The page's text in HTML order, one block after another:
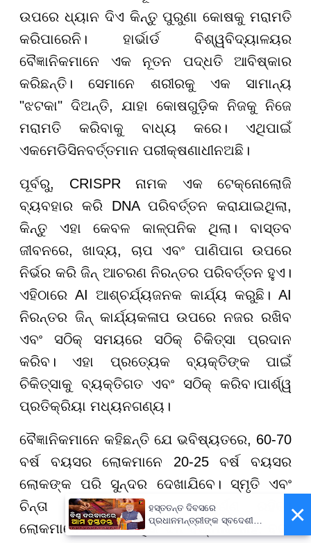
ଉପରେ ଧ୍ୟାନ ଦିଏ କିନ୍ତୁ ପୁରୁଣା କୋଷକୁ ମରାମତି
କରିପାରେନି। ହାର୍ଭାର୍ଡ ବିଶ୍ୱବିଦ୍ୟାଳୟର
ବୈଜ୍ଞାନିକମାନେ ଏକ ନୂତନ ପଦ୍ଧତି ଆବିଷ୍କାର
କରିଛନ୍ତି। ସେମାନେ ଶରୀରକୁ ଏକ ସାମାନ୍ୟ
"ଝଟକା" ଦିଅନ୍ତି, ଯାହା କୋଷଗୁଡ଼ିକ ନିଜକୁ ନିଜେ
ମରାମତି କରିବାକୁ ବାଧ୍ୟ କରେ। ଏଥିପାଇଁ
ଏକମେଡିସିନବର୍ତ୍ତମାନ ପରୀକ୍ଷଣାଧୀନଅଛି।
ପୂର୍ବରୁ, CRISPR ନାମକ ଏକ ଟେକ୍ନୋଲୋଜି
ବ୍ୟବହାର କରି DNA ପରିବର୍ତ୍ତନ କରାଯାଇଥିଲା,
କିନ୍ତୁ ଏହା କେବଳ କାଳ୍ପନିକ ଥିଲା। ବାସ୍ତବ
ଜୀବନରେ, ଖାଦ୍ୟ, ଚାପ ଏବଂ ପାଣିପାଗ ଉପରେ
ନିର୍ଭର କରି ଜିନ୍ ଆଚରଣ ନିରନ୍ତର ପରିବର୍ତ୍ତନ ହୁଏ।
ଏହିଠାରେ AI ଆଶ୍ଚର୍ଯ୍ୟଜନକ କାର୍ଯ୍ୟ କରୁଛି। AI
ନିରନ୍ତର ଜିନ୍ କାର୍ଯ୍ୟକଳାପ ଉପରେ ନଜର ରଖିବ
ଏବଂ ସଠିକ୍ ସମୟରେ ସଠିକ୍ ଚିକିତ୍ସା ପ୍ରଦାନ
କରିବ। ଏହା ପ୍ରତ୍ୟେକ ବ୍ୟକ୍ତିଙ୍କ ପାଇଁ
ଚିକିତ୍ସାକୁ ବ୍ୟକ୍ତିଗତ ଏବଂ ସଠିକ୍ କରିବ।ପାର୍ଶ୍ୱ
ପ୍ରତିକ୍ରିୟା ମଧ୍ୟନଗଣ୍ୟ।
ବୈଜ୍ଞାନିକମାନେ କହିଛନ୍ତି ଯେ ଭବିଷ୍ୟତରେ, 60-70
ବର୍ଷ ବୟସର ଲୋକମାନେ 20-25 ବର୍ଷ ବୟସର
ଲୋକଙ୍କ ପରି ସୁନ୍ଦର ଦେଖାଯିବେ। ସ୍ମୃତି ଏବଂ
ଚିନ୍ତା କରିବାର ଦକ୍ଷତା ଅକ୍ଷୁର୍ଣ୍ଣ ରହିବ।
ଲୋକମାନେ କେବଳ ଅଧିକ ଦିନ ବଞ୍ଚିବେ ନାହିଁ, ବରଂ ×
ହସ୍ତତନ୍ତ ଦିବସରେ
ପ୍ରଧାନମନ୍ତ୍ରୀଙ୍କ ସ୍ବଦେଶୀ